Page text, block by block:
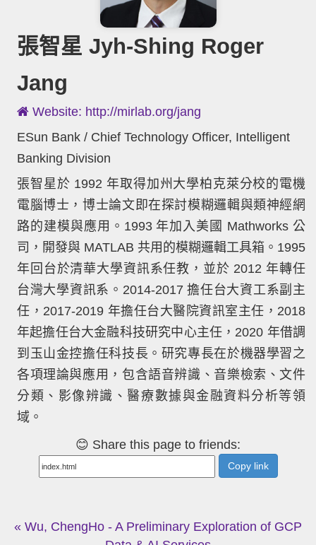
張智星 Jyh-Shing Roger
Jang
Website: http://mirlab.org/jang
ESun Bank / Chief Technology Officer, Intelligent
Banking Division
張智星於 1992 年取得加州大學柏克萊分校的電機
電腦博士，博士論文即在探討模糊邏輯與類神經網
路的建模與應用。1993 年加入美國 Mathworks 公
司，開發與 MATLAB 共用的模糊邏輯工具箱。1995
年回台於清華大學資訊系任教，並於 2012 年轉任
台灣大學資訊系。2014-2017 擔任台大資工系副主
任，2017-2019 年擔任台大醫院資訊室主任，2018
年起擔任台大金融科技研究中心主任，2020 年借調
到玉山金控擔任科技長。研究專長在於機器學習之
各項理論與應用，包含語音辨識、音樂檢索、文件
分類、影像辨識、醫療數據與金融資料分析等領
域。
😊 Share this page to friends:
Copy link
« Wu, ChengHo - A Preliminary Exploration of GCP